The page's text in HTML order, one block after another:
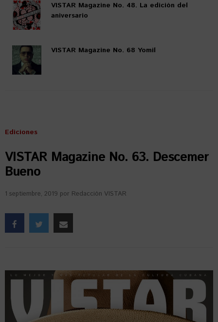
VISTAR Magazine No. 48. La edición del
aniversario
VISTAR Magazine No. 68 Yomil
Ediciones
VISTAR Magazine No. 63. Descemer
Bueno
1 septiembre, 2019 por Redacción VISTAR